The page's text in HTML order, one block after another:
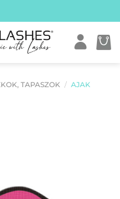
TAPASZOK / AJAK